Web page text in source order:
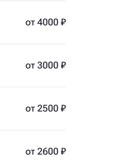
от 4000 ₽
от 3000 ₽
от 2500 ₽
от 2600 ₽